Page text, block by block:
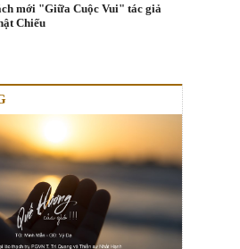
mới "Giữa Cuộc Vui" tác giả
Chiếu